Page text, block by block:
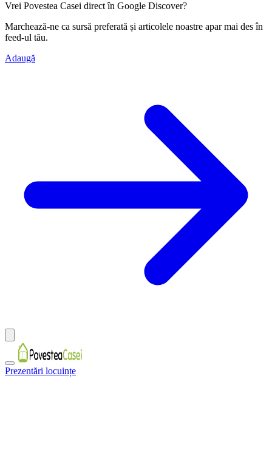
Vrei Povestea Casei direct în Google Discover?
Marchează-ne ca sursă preferată și articolele noastre apar mai des în
feed-ul tău.
Adaugă
Prezentări locuințe